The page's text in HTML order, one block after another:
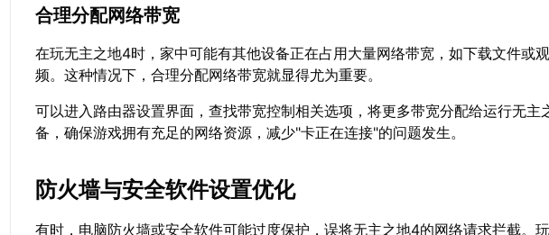
合理分配网络带宽
在玩无主之地4时，家中可能有其他设备正在占用大量网络带宽，如下载文件或
频。这种情况下，合理分配网络带宽就显得尤为重要。
可以进入路由器设置界面，查找带宽控制相关选项，将更多带宽分配给运行无主
备，确保游戏拥有充足的网络资源，减少"卡正在连接"的问题发生。
防火墙与安全软件设置优化
有时，电脑防火墙或安全软件可能过度保护，误将无主之地4的网络请求拦截。